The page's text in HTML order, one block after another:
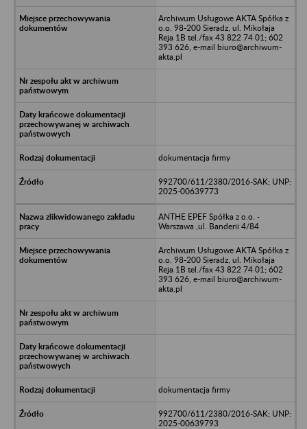
Archiwum Usługowe AKTA Spółka z
o.o. 98-200 Sieradz, ul. Mikołaja
Reja 1B tel./fax 43 822 74 01; 602
393 626, e-mail biuro@archiwum-
akta.pl
dokumentacja firmy
992700/611/2380/2016-SAK; UNP:
2025-00639773
ANTHE EPEF Spółka z o.o. -
Warszawa ,ul. Banderii 4/84
Archiwum Usługowe AKTA Spółka z
o.o. 98-200 Sieradz, ul. Mikołaja
Reja 1B tel./fax 43 822 74 01; 602
393 626, e-mail biuro@archiwum-
akta.pl
dokumentacja firmy
992700/611/2380/2016-SAK; UNP:
2025-00639793